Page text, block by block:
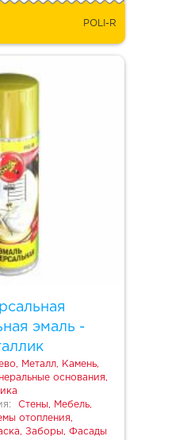
POLI-R
эмаль -
Металл, Камень,
основания,
Стены, Мебель,
отопления,
Заборы, Фасады